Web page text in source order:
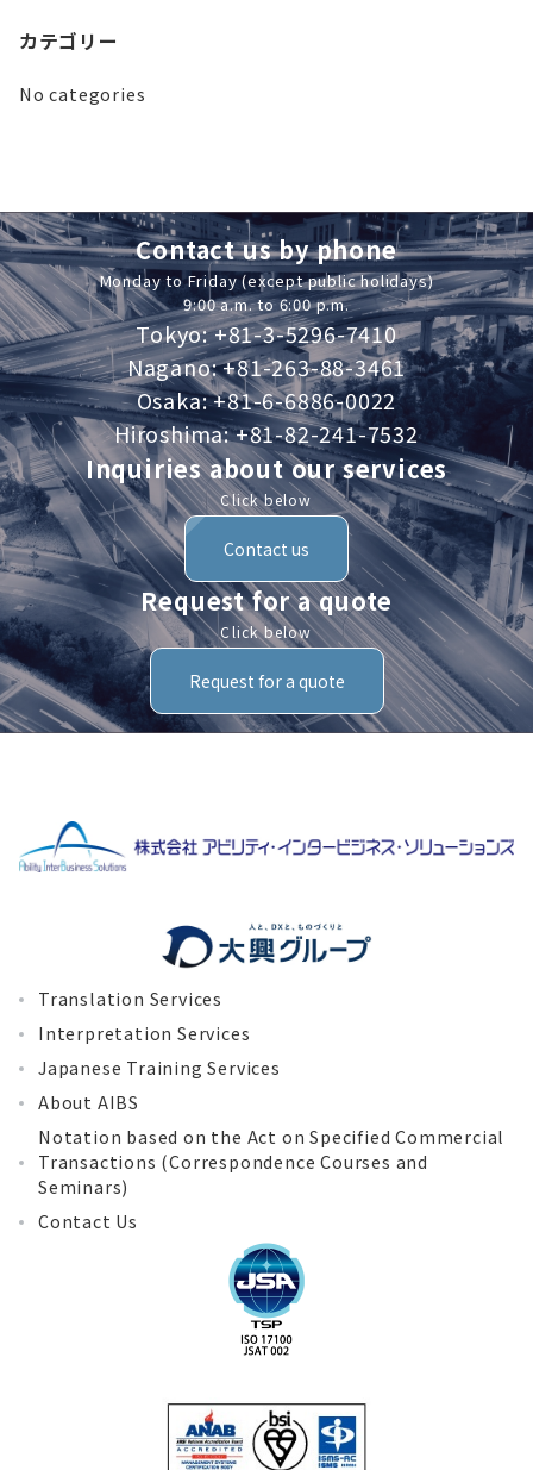
カテゴリー
No categories
Contact us by phone
Monday to Friday (except public holidays)
9:00 a.m. to 6:00 p.m.
Tokyo: +81-3-5296-7410
Nagano: +81-263-88-3461
Osaka: +81-6-6886-0022
Hiroshima: +81-82-241-7532
Inquiries about our services
Click below
Contact us
Request for a quote
Click below
Request for a quote
Translation Services
Interpretation Services
Japanese Training Services
About AIBS
Notation based on the Act on Specified Commercial
Transactions (Correspondence Courses and
Seminars)
Contact Us